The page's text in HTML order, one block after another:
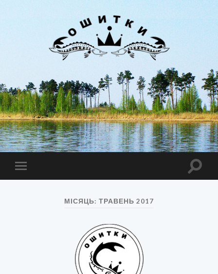
Лиман
Ошитки
Toggle
mobile
Toggle
МІСЯЦЬ: ТРАВЕНЬ 2017